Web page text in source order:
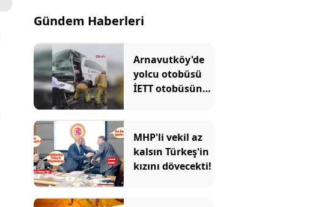
Gündem Haberleri
Arnavutköy'de
yolcu otobüsü
İETT otobüsüne
MHP'li vekil az
kalsın Türkeş'in
kızını dövecekti!